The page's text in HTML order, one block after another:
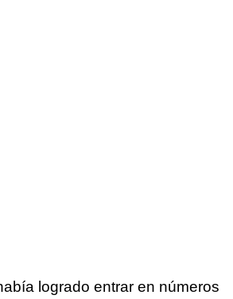
logrado entrar en números